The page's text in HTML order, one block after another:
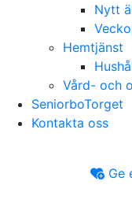
Nytt
Hemtjänst
Vård- och
SeniorboTorget
Kontakta oss
Ge